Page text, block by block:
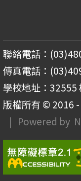
聯絡電話：
傳真電話：
學校地址：32555
版權所有 © 2016
| Powered by